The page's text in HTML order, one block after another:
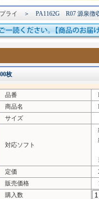
ライ ＞ PA1162G R07 源泉徴
枚
品番
商品名
サイズ
対応ソフト
定価
販売価格
購入数